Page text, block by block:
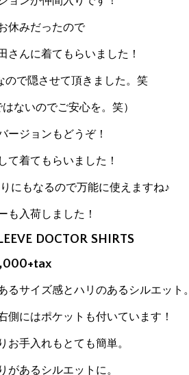
休みだったので
さんに着てもらいました！
ので隠させて頂きました。笑
ないのでご安心を。笑）
ージョンもどうぞ！
て着てもらいました！
にもなるので万能に使えますね♪
も入荷しました！
DOCTOR SHIRTS
サイズ感とハリのあるシルエット。
側にはポケットも付いています！
お手入れもとても簡単。
があるシルエットに。